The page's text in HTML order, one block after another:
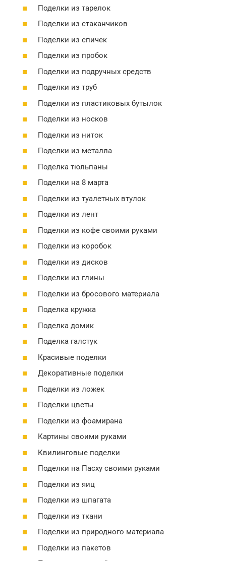
Поделки из тарелок
Поделки из стаканчиков
Поделки из спичек
Поделки из пробок
Поделки из подручных средств
Поделки из труб
Поделки из пластиковых бутылок
Поделки из носков
Поделки из ниток
Поделки из металла
Поделка тюльпаны
Поделки на 8 марта
Поделки из туалетных втулок
Поделки из лент
Поделки из кофе своими руками
Поделки из коробок
Поделки из дисков
Поделки из глины
Поделки из бросового материала
Поделка кружка
Поделка домик
Поделка галстук
Красивые поделки
Декоративные поделки
Поделки из ложек
Поделки цветы
Поделки из фоамирана
Картины своими руками
Квилинговые поделки
Поделки на Пасху своими руками
Поделки из яиц
Поделки из шпагата
Поделки из ткани
Поделки из природного материала
Поделки из пакетов